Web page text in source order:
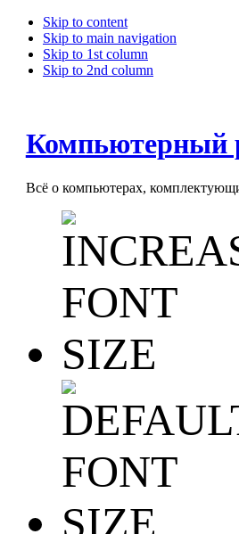
Skip to content
Skip to main navigation
Skip to 1st column
Skip to 2nd column
Компьютерный
Всё о компьютерах,